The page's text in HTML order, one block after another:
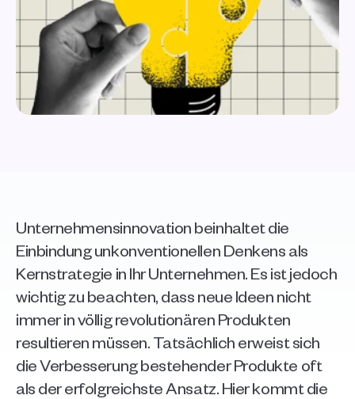
Unternehmensinnovation beinhaltet die
Einbindung unkonventionellen Denkens als
Kernstrategie in Ihr Unternehmen. Es ist jedoch
wichtig zu beachten, dass neue Ideen nicht
immer in völlig revolutionären Produkten
resultieren müssen. Tatsächlich erweist sich
die Verbesserung bestehender Produkte oft
als der erfolgreichste Ansatz. Hier kommt die